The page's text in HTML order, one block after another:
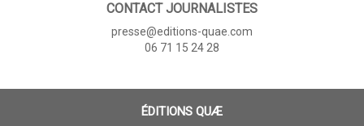
CONTACT JOURNALISTES
presse@editions-quae.com
06 71 15 24 28
ÉDITIONS QUÆ